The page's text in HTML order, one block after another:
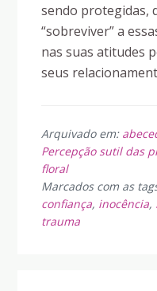
sendo protegidas,
“sobreviver” a
nas suas atitudes
seus
Arquivado em:
Percepção sutil das
floral
Marcados com as
confiança, inocência,
trauma